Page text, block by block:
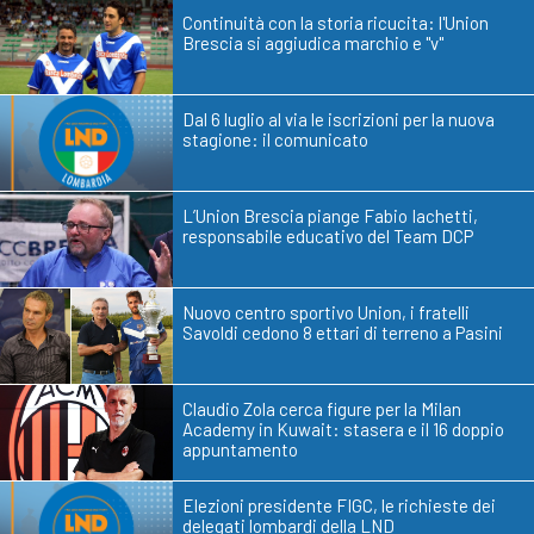
Continuità con la storia ricucita: l'Union
Brescia si aggiudica marchio e "v"
Dal 6 luglio al via le iscrizioni per la nuova
stagione: il comunicato
L’Union Brescia piange Fabio Iachetti,
responsabile educativo del Team DCP
Nuovo centro sportivo Union, i fratelli
Savoldi cedono 8 ettari di terreno a Pasini
Claudio Zola cerca figure per la Milan
Academy in Kuwait: stasera e il 16 doppio
appuntamento
Elezioni presidente FIGC, le richieste dei
delegati lombardi della LND